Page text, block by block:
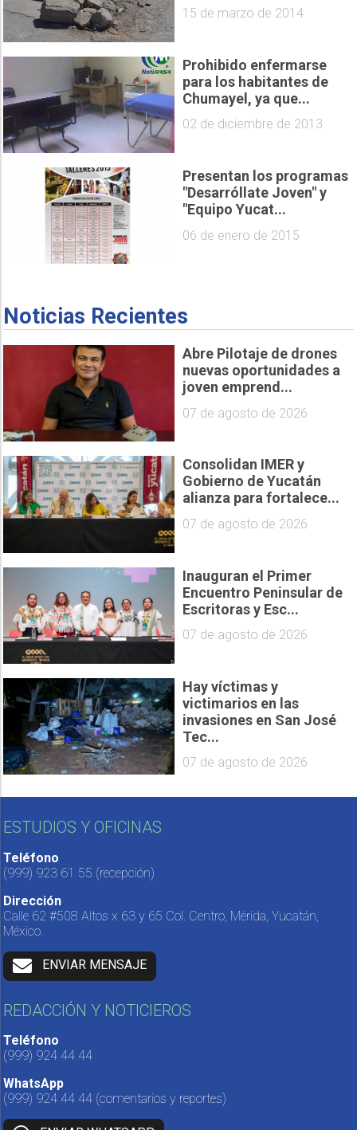
15 de marzo de 2014
Prohibido enfermarse
para los habitantes de
Chumayel, ya que...
02 de diciembre de 2013
Presentan los programas
"Desarróllate Joven" y
"Equipo Yucat...
06 de enero de 2015
Noticias Recientes
Abre Pilotaje de drones
nuevas oportunidades a
joven emprend...
07 de agosto de 2026
Consolidan IMER y
Gobierno de Yucatán
alianza para fortalece...
07 de agosto de 2026
Inauguran el Primer
Encuentro Peninsular de
Escritoras y Esc...
07 de agosto de 2026
Hay víctimas y
victimarios en las
invasiones en San José
Tec...
07 de agosto de 2026
ESTUDIOS Y OFICINAS
Teléfono
(999) 923 61 55 (recepción)
Dirección
Calle 62 #508 Altos x 63 y 65 Col. Centro, Mérida, Yucatán,
México.
ENVIAR MENSAJE
REDACCIÓN Y NOTICIEROS
Teléfono
(999) 924 44 44
WhatsApp
(999) 924 44 44 (comentarios y reportes)